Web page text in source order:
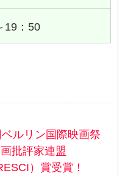
19：50
ルリン国際映画祭
批評家連盟
）賞受賞！